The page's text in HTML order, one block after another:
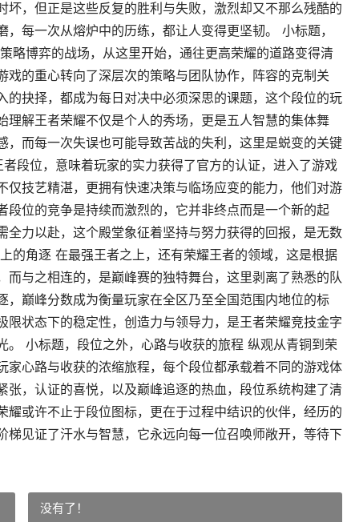
，但正是这些反复的胜利与失败，激烈却又不那么残酷的
每一次从熔炉中的历练，都让人变得更坚韧。 小标题，
略博弈的战场，从这里开始，通往更高荣耀的道路变得清
的重心转向了深层次的策略与团队协作，阵容的克制关
抉择，都成为每日对决中必须深思的课题，这个段位的玩
解王者荣耀不仅是个人的秀场，更是五人智慧的集体舞
而每一次失误也可能导致苦战的失利，这里是蜕变的关键
段位，意味着玩家的实力获得了官方的认证，进入了游戏
技艺精湛，更拥有快速决策与临场应变的能力，他们对游
位的竞争是持续而激烈的，它并非终点而是一个新的起
力以赴，这个殿堂象征着坚持与努力获得的回报，是无数
的角逐 在最强王者之上，还有荣耀王者的领域，这是根据
与之相连的，是巅峰赛的独特舞台，这里剥离了熟悉的队
巅峰分数成为衡量玩家在全区乃至全国范围内地位的标
状态下的稳定性，创造力与领导力，是王者荣耀竞技金字
小标题，段位之外，心路与收获的旅程 纵观从青铜到荣
心路与收获的浓缩旅程，每个段位都承载着不同的游戏体
，认证的喜悦，以及巅峰追逐的热血，段位系统构建了清
或许不止于段位图标，更在于过程中结识的伙伴，经历的
见证了汗水与智慧，它永远向每一位召唤师敞开，等待下
没有了！